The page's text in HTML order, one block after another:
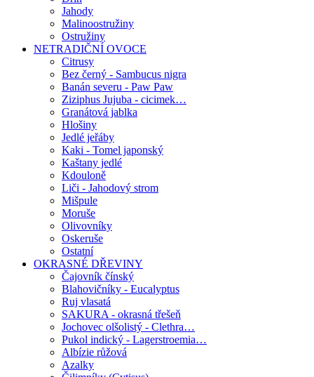
Jahody
Malinoostružiny
Ostružiny
NETRADIČNÍ OVOCE
Citrusy
Bez černý - Sambucus nigra
Banán severu - Paw Paw
Ziziphus Jujuba - cicimek…
Granátová jablka
Hlošiny
Jedlé jeřáby
Kaki - Tomel japonský
Kaštany jedlé
Kdouloně
Liči - Jahodový strom
Mišpule
Moruše
Olivovníky
Oskeruše
Ostatní
OKRASNÉ DŘEVINY
Čajovník čínský
Blahovičníky - Eucalyptus
Ruj vlasatá
SAKURA - okrasná třešeň
Jochovec olšolistý - Clethra…
Pukol indický - Lagerstroemia…
Albízie růžová
Azalky